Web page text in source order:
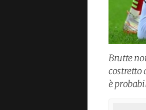
Brutte
costretto
è